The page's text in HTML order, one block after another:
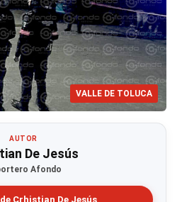
VALLE DE TOLUCA
AUTOR
De Jesús
Afondo
Crhistian De Jesús